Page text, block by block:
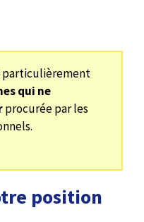
particulièrement
qui ne
procurée par les
position